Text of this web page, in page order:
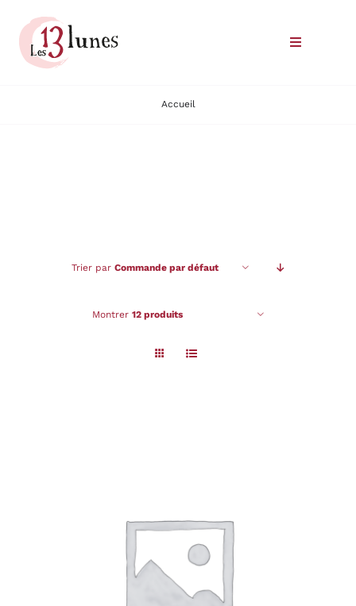
contenu
Toggle
Accueil
Trier par Commande par défaut
Montrer 12 produits
DÉTAILS